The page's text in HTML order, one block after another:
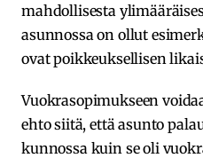
mahdollisesta
asunnossa on ollut
ovat poikkeuksellisen
Vuokrasopimukseen
ehto siitä, että asunto
kunnossa kuin se oli